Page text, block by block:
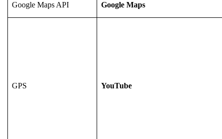
Google Maps API Google Maps
GPS YouTube